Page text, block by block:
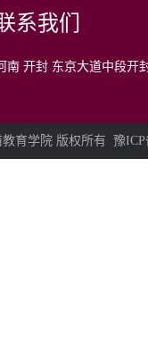
系我们
南 开封 东京大道中段开
育学院 版权所有 豫ICP